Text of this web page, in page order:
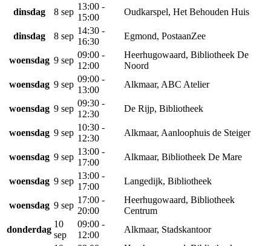
dinsdag 8 sep
13:00 -
15:00
Oudkarspel, Het Behouden Huis
dinsdag 8 sep
14:30 -
16:30
Egmond, PostaanZee
woensdag 9 sep
09:00 -
12:00
Heerhugowaard, Bibliotheek De
Noord
woensdag 9 sep
09:00 -
13:00
Alkmaar, ABC Atelier
woensdag 9 sep
09:30 -
12:30
De Rijp, Bibliotheek
woensdag 9 sep
10:30 -
12:30
Alkmaar, Aanloophuis de Steiger
woensdag 9 sep
13:00 -
17:00
Alkmaar, Bibliotheek De Mare
woensdag 9 sep
13:00 -
17:00
Langedijk, Bibliotheek
woensdag 9 sep
17:00 -
20:00
Heerhugowaard, Bibliotheek
Centrum
donderdag
10
sep
09:00 -
12:00
Alkmaar, Stadskantoor